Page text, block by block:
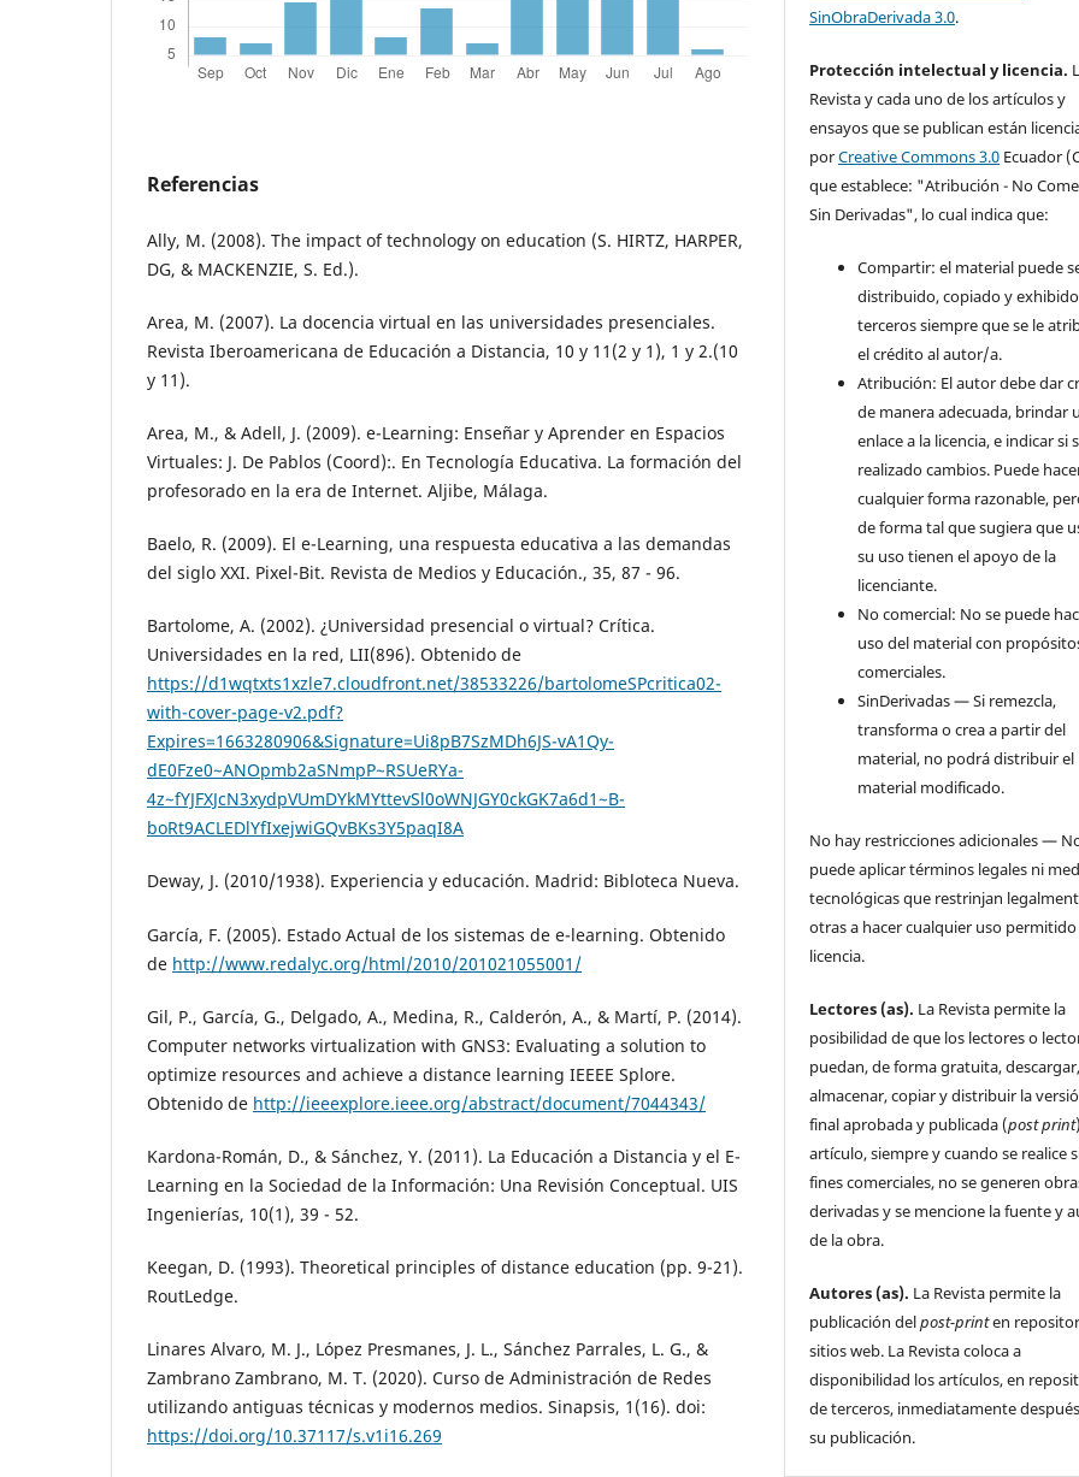
Referencias
Ally, M. (2008). The impact of technology on education (S. HIRTZ, HARPER,
DG, & MACKENZIE, S. Ed.).
Area, M. (2007). La docencia virtual en las universidades presenciales.
Revista Iberoamericana de Educación a Distancia, 10 y 11(2 y 1), 1 y 2.(10
y 11).
Area, M., & Adell, J. (2009). e-Learning: Enseñar y Aprender en Espacios
Virtuales: J. De Pablos (Coord):. En Tecnología Educativa. La formación del
profesorado en la era de Internet. Aljibe, Málaga.
Baelo, R. (2009). El e-Learning, una respuesta educativa a las demandas
del siglo XXI. Pixel-Bit. Revista de Medios y Educación., 35, 87 - 96.
Bartolome, A. (2002). ¿Universidad presencial o virtual? Crítica.
Universidades en la red, LII(896). Obtenido de
https://d1wqtxts1xzle7.cloudfront.net/38533226/bartolomeSPcritica02-
with-cover-page-v2.pdf?
Expires=1663280906&Signature=Ui8pB7SzMDh6JS-vA1Qy-
dE0Fze0~ANOpmb2aSNmpP~RSUeRYa-
4z~fYJFXJcN3xydpVUmDYkMYttevSl0oWNJGY0ckGK7a6d1~B-
boRt9ACLEDlYfIxejwiGQvBKs3Y5paqI8A
Deway, J. (2010/1938). Experiencia y educación. Madrid: Bibloteca Nueva.
García, F. (2005). Estado Actual de los sistemas de e-learning. Obtenido
de http://www.redalyc.org/html/2010/201021055001/
Gil, P., García, G., Delgado, A., Medina, R., Calderón, A., & Martí, P. (2014).
Computer networks virtualization with GNS3: Evaluating a solution to
optimize resources and achieve a distance learning IEEEE Splore.
Obtenido de http://ieeexplore.ieee.org/abstract/document/7044343/
Kardona-Román, D., & Sánchez, Y. (2011). La Educación a Distancia y el E-
Learning en la Sociedad de la Información: Una Revisión Conceptual. UIS
Ingenierías, 10(1), 39 - 52.
Keegan, D. (1993). Theoretical principles of distance education (pp. 9-21).
RoutLedge.
Linares Alvaro, M. J., López Presmanes, J. L., Sánchez Parrales, L. G., &
Zambrano Zambrano, M. T. (2020). Curso de Administración de Redes
utilizando antiguas técnicas y modernos medios. Sinapsis, 1(16). doi:
https://doi.org/10.37117/s.v1i16.269
SinObraDerivada 3.0.
Protección intelectual y licencia.
Revista y cada uno de los artículos y
ensayos que se publican están
porCreative Commons 3.0 Ecuador
que establece: "Atribución - No
Sin Derivadas", lo cual indica que:
Compartir: el material puede
distribuido, copiado y
terceros siempre que se le
el crédito al autor/a.
Atribución: El autor debe dar
de manera adecuada, brindar
enlace a la licencia, e indicar si
realizado cambios. Puede
cualquier forma razonable,
de forma tal que sugiera que
su uso tienen el apoyo de la
licenciante.
No comercial: No se puede
uso del material con
comerciales.
SinDerivadas — Si remezcla,
transforma o crea a partir del
material, no podrá distribuir el
material modificado.
No hay restricciones adicionales —
puede aplicar términos legales ni
tecnológicas que restrinjan
otras a hacer cualquier uso
licencia.
Lectores (as). La Revista permite la
posibilidad de que los lectores o
puedan, de forma gratuita, descargar,
almacenar, copiar y distribuir la
final aprobada y publicada (post print
artículo, siempre y cuando se realice
fines comerciales, no se generen
derivadas y se mencione la fuente y
de la obra.
Autores (as). La Revista permite la
publicación delpost-printen
sitios web. La Revista coloca a
disponibilidad los artículos, en
de terceros, inmediatamente
su publicación.